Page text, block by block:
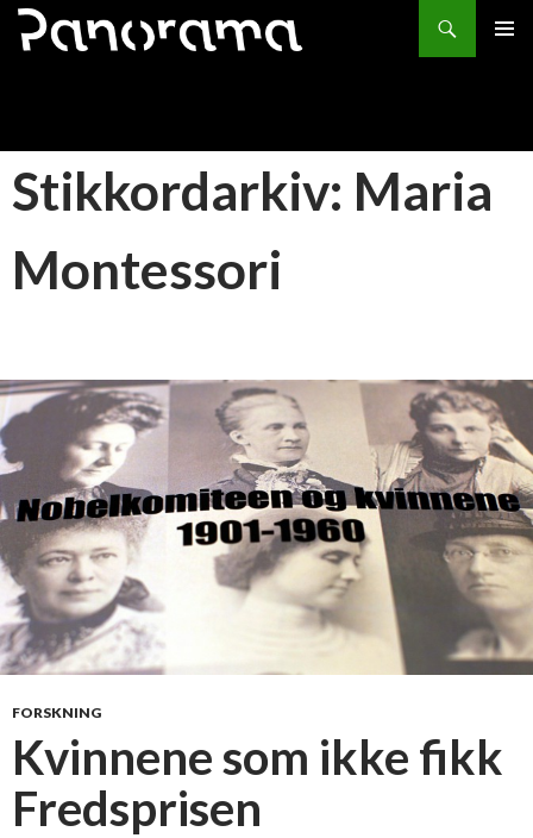
Søk
HOPP
Stikkordarkiv: Maria
Montessori
FORSKNING
Kvinnene som ikke fikk
Fredsprisen